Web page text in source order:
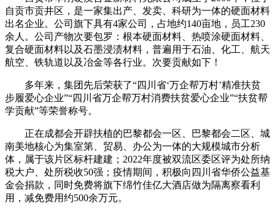
自贡市贡井区，是一家集出产、发卖、科研为一体的硬面材料
出名企业。公司旗下具有4家公司，占地约140亩地，员工230
余人。公司产物次要包罗：根本硬面材料、热喷涂硬面材料、
复合硬面材料以及石墨浸渍材料，普遍用于石油、化工、航天
航空、铁轨道以及冶金等各行业。次要贡献如下！
多年来，集团先后荣获了“四川省‘万企帮万村’精准扶贫
步履爱心企业”“四川省万企帮万村消费扶贫爱心企业”“扶贫帮
学贡献”等荣誉称号。
正在成都会开辟扶植的巴黎都会一区、巴黎都会二区、城
南美地核心为集室第、贸易、办公为一体的大规模城市分析
体，属于该片区标杆建建；2022年度被双流区委区评为处所纳
税大户、处所税收50强；疫情期间，积极向四川省华侨公益基
金会捐款，同时免费将旗下绵竹佳亿大酒店做为隔离察看利
用，减免费用约500余万元。